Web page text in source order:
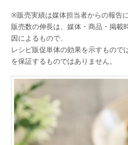
※販売実績は媒体担当者からの報告
販売数の伸長は、媒体・商品・掲載
因によるもので、
レシピ販促単体の効果を示すもので
を保証するものではありません。